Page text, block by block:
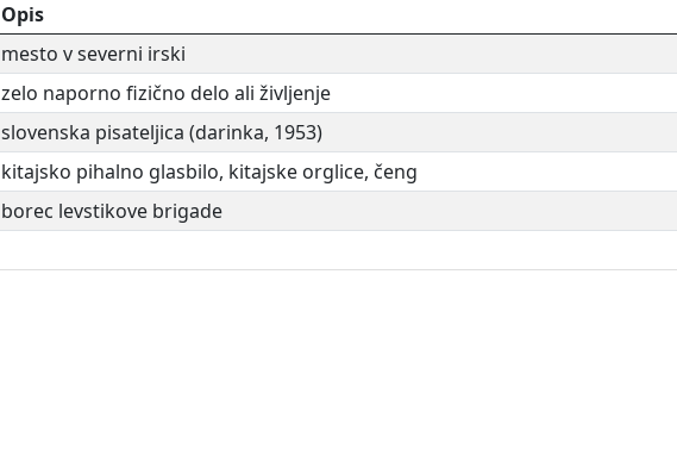
Opis
mesto v severni irski
zelo naporno fizično delo ali življenje
slovenska pisateljica (darinka, 1953)
kitajsko pihalno glasbilo, kitajske orglice, čeng
borec levstikove brigade